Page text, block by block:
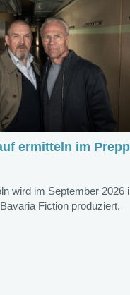
ermitteln im
wird im September 2026
Fiction produziert.